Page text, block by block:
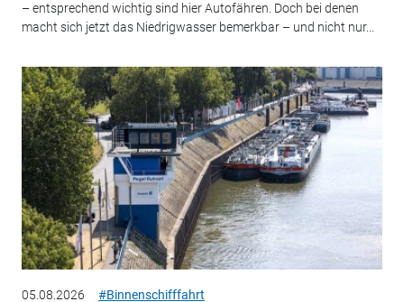
– entsprechend wichtig sind hier Autofähren. Doch bei denen
macht sich jetzt das Niedrigwasser bemerkbar – und nicht nur...
05.08.2026 #Binnenschifffahrt